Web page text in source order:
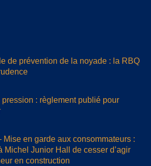
de prévention de la noyade : la RBQ
pression : règlement publié pour
Mise en garde aux consommateurs :
Michel Junior Hall de cesser d’agir
en construction